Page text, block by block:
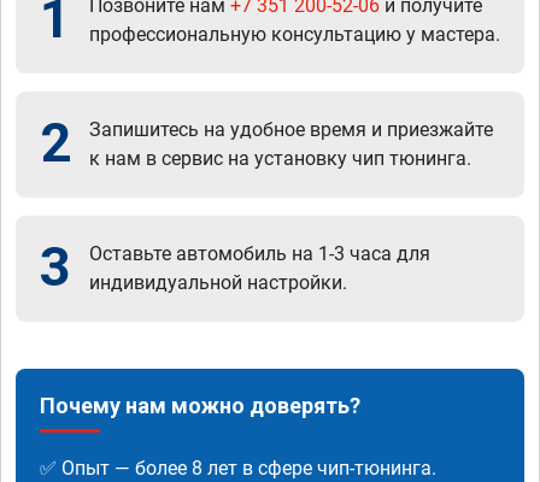
1 Позвоните нам +7 351 200-52-06 и получите
профессиональную консультацию у мастера.
2
Запишитесь на удобное время и приезжайте
к нам в сервис на установку чип тюнинга.
3
Оставьте автомобиль на 1-3 часа для
индивидуальной настройки.
Почему нам можно доверять?
✅ Опыт — более 8 лет в сфере чип-тюнинга.